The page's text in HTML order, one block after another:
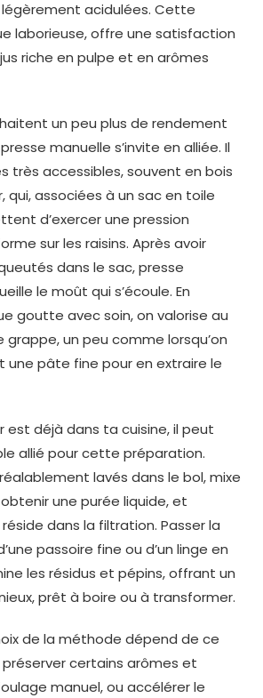
acidulées. Cette
laborieuse, offre une satisfaction
riche en pulpe et en arômes
un peu plus de rendement
manuelle s’invite en alliée. Il
très accessibles, souvent en bois
qui, associées à un sac en toile
d’exercer une pression
sur les raisins. Après avoir
dans le sac, presse
le moût qui s’écoule. En
goutte avec soin, on valorise au
un peu comme lorsqu’on
une pâte fine pour en extraire le
est déjà dans ta cuisine, il peut
allié pour cette préparation.
lavés dans le bol, mixe
une purée liquide, et
dans la filtration. Passer la
passoire fine ou d’un linge en
les résidus et pépins, offrant un
prêt à boire ou à transformer.
de la méthode dépend de ce
certains arômes et
manuel, ou accélérer le